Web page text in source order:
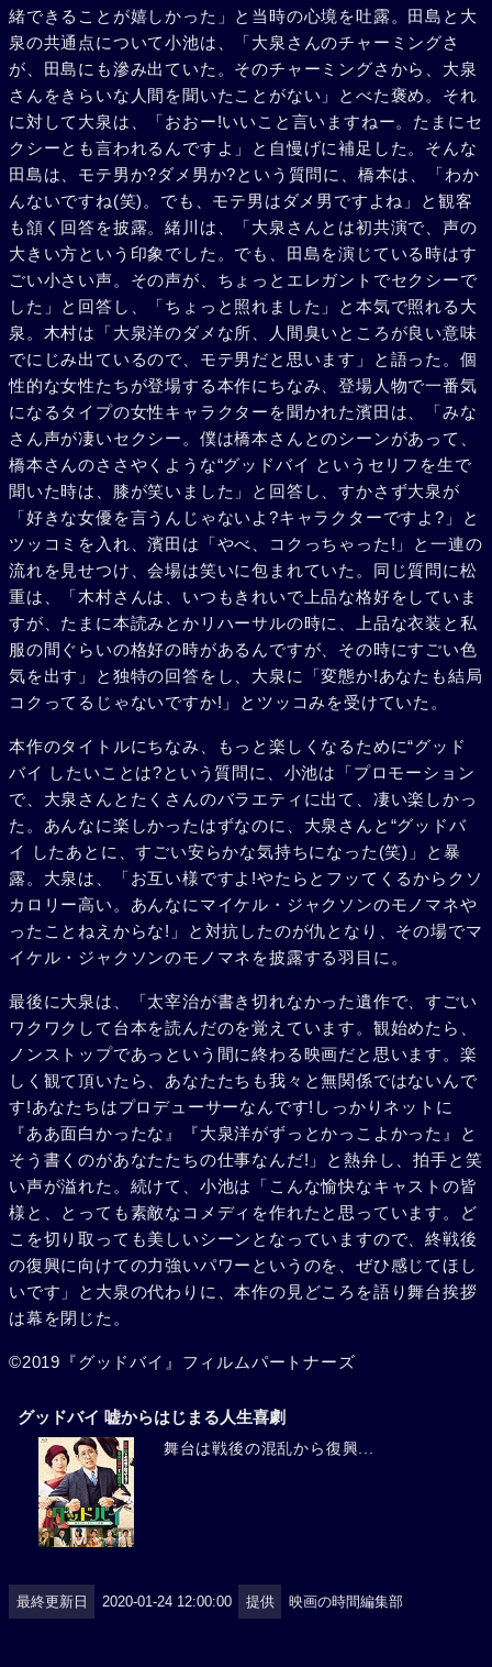
緒できることが嬉しかった」と当時の心境を吐露。田島と大
泉の共通点について小池は、「大泉さんのチャーミングさ
が、田島にも滲み出ていた。そのチャーミングさから、大泉
さんをきらいな人間を聞いたことがない」とべた褒め。それ
に対して大泉は、「おおー!いいこと言いますねー。たまにセ
クシーとも言われるんですよ」と自慢げに補足した。そんな
田島は、モテ男か?ダメ男か?という質問に、橋本は、「わか
んないですね(笑)。でも、モテ男はダメ男ですよね」と観客
も頷く回答を披露。緒川は、「大泉さんとは初共演で、声の
大きい方という印象でした。でも、田島を演じている時はす
ごい小さい声。その声が、ちょっとエレガントでセクシーで
した」と回答し、「ちょっと照れました」と本気で照れる大
泉。木村は「大泉洋のダメな所、人間臭いところが良い意味
でにじみ出ているので、モテ男だと思います」と語った。個
性的な女性たちが登場する本作にちなみ、登場人物で一番気
になるタイプの女性キャラクターを聞かれた濱田は、「みな
さん声が凄いセクシー。僕は橋本さんとのシーンがあって、
橋本さんのささやくような“グッドバイ というセリフを生で
聞いた時は、膝が笑いました」と回答し、すかさず大泉が
「好きな女優を言うんじゃないよ?キャラクターですよ?」と
ツッコミを入れ、濱田は「やべ、コクっちゃった!」と一連の
流れを見せつけ、会場は笑いに包まれていた。同じ質問に松
重は、「木村さんは、いつもきれいで上品な格好をしていま
すが、たまに本読みとかリハーサルの時に、上品な衣装と私
服の間ぐらいの格好の時があるんですが、その時にすごい色
気を出す」と独特の回答をし、大泉に「変態か!あなたも結局
コクってるじゃないですか!」とツッコみを受けていた。
本作のタイトルにちなみ、もっと楽しくなるために“グッド
バイ したいことは?という質問に、小池は「プロモーション
で、大泉さんとたくさんのバラエティに出て、凄い楽しかっ
た。あんなに楽しかったはずなのに、大泉さんと“グッドバ
イ したあとに、すごい安らかな気持ちになった(笑)」と暴
露。大泉は、「お互い様ですよ!やたらとフッてくるからクソ
カロリー高い。あんなにマイケル・ジャクソンのモノマネや
ったことねえからな!」と対抗したのが仇となり、その場でマ
イケル・ジャクソンのモノマネを披露する羽目に。
最後に大泉は、「太宰治が書き切れなかった遺作で、すごい
ワクワクして台本を読んだのを覚えています。観始めたら、
ノンストップであっという間に終わる映画だと思います。楽
しく観て頂いたら、あなたたちも我々と無関係ではないんで
す!あなたちはプロデューサーなんです!しっかりネットに
『ああ面白かったな』『大泉洋がずっとかっこよかった』と
そう書くのがあなたたちの仕事なんだ!」と熱弁し、拍手と笑
い声が溢れた。続けて、小池は「こんな愉快なキャストの皆
様と、とっても素敵なコメディを作れたと思っています。ど
こを切り取っても美しいシーンとなっていますので、終戦後
の復興に向けての力強いパワーというのを、ぜひ感じてほし
いです」と大泉の代わりに、本作の見どころを語り舞台挨拶
は幕を閉じた。
©2019『グッドバイ』フィルムパートナーズ
グッドバイ 嘘からはじまる人生喜劇
舞台は戦後の混乱から復興...
最終更新日 2020-01-24 12:00:00 提供 映画の時間編集部